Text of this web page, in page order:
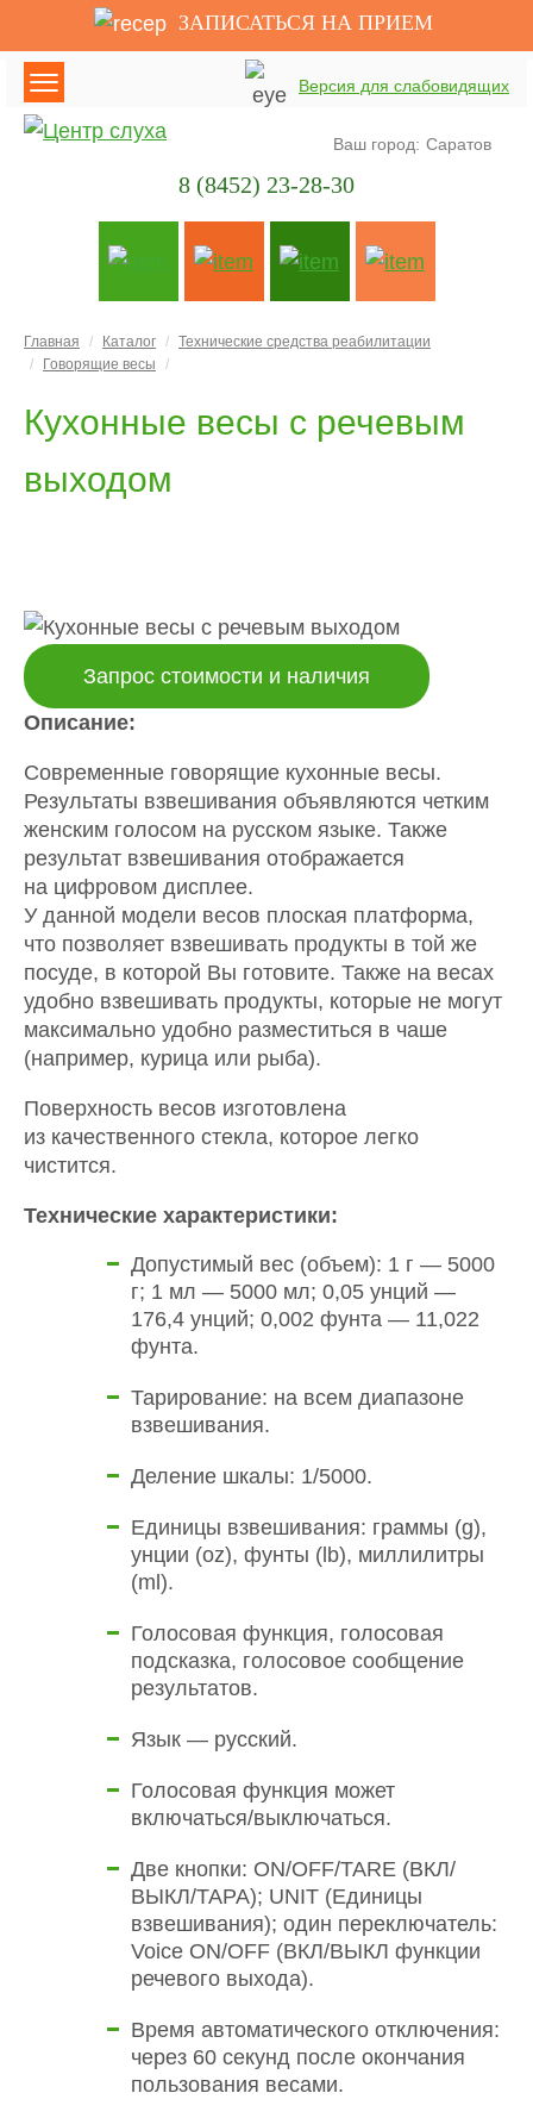
Главная Каталог
Технические средства реабилитации
Говорящие весы
Кухонные весы с речевым
выходом
Запрос стоимости и наличия
Описание:
Современные говорящие кухонные весы.
Результаты взвешивания объявляются четким
женским голосом на русском языке. Также
результат взвешивания отображается
на цифровом дисплее.
У данной модели весов плоская платформа,
что позволяет взвешивать продукты в той же
посуде, в которой Вы готовите. Также на весах
удобно взвешивать продукты, которые не могут
максимально удобно разместиться в чаше
(например, курица или рыба).
Поверхность весов изготовлена
из качественного стекла, которое легко
чистится.
Технические характеристики:
Допустимый вес (объем): 1 г — 5000
г; 1 мл — 5000 мл; 0,05 унций —
176,4 унций; 0,002 фунта — 11,022
фунта.
Тарирование: на всем диапазоне
взвешивания.
Деление шкалы: 1/5000.
Единицы взвешивания: граммы (g),
унции (oz), фунты (lb), миллилитры
(ml).
Голосовая функция, голосовая
подсказка, голосовое сообщение
результатов.
Язык — русский.
Голосовая функция может
включаться/выключаться.
Две кнопки: ON/OFF/TARE (ВКЛ/
ВЫКЛ/ТАРА); UNIT (Единицы
взвешивания); один переключатель:
Voice ON/OFF (ВКЛ/ВЫКЛ функции
речевого выхода).
Время автоматического отключения:
через 60 секунд после окончания
пользования весами.
ЗАПИСАТЬСЯ НА ПРИЕМ
Ваш город: Саратов
8 (8452) 23-28-30
Версия для слабовидящих